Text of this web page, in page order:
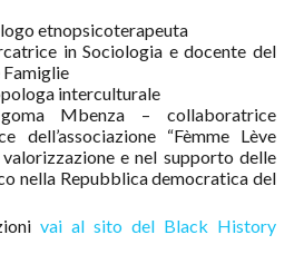
etnopsicoterapeuta
in Sociologia e docente del
Famiglie
interculturale
Mbenza – collaboratrice
dell’associazione “Fèmme Lève
e nel supporto delle
nella Repubblica democratica del
vai al sito del Black History